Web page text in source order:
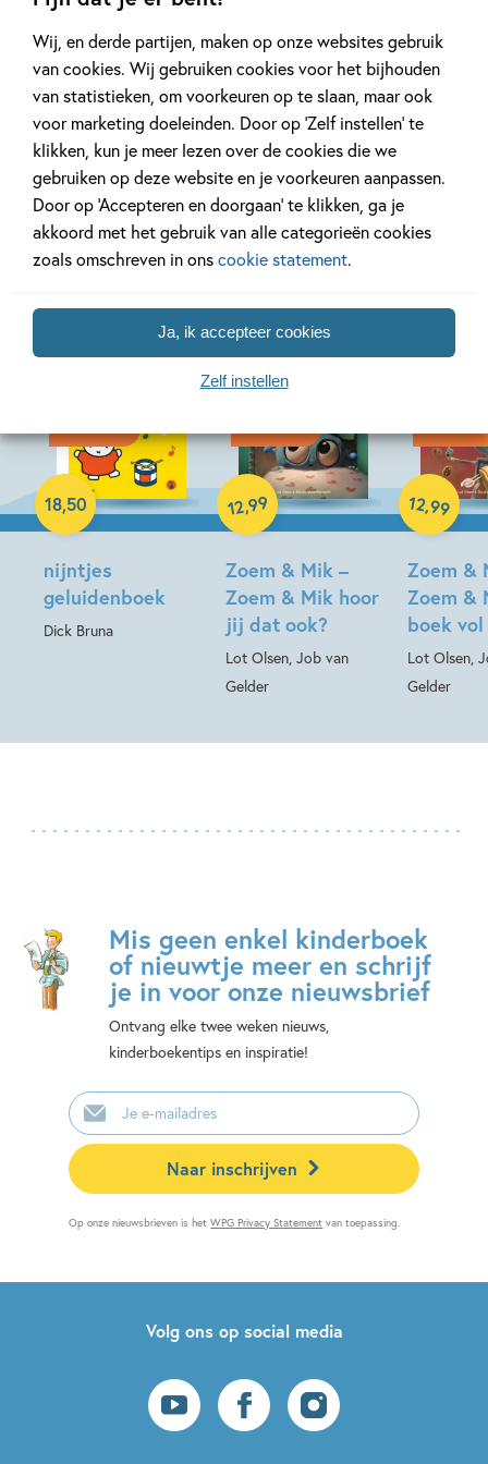
Wij, en derde partijen, maken op onze websites gebruik
van cookies. Wij gebruiken cookies voor het bijhouden
van statistieken, om voorkeuren op te slaan, maar ook
voor marketing doeleinden. Door op ‘Zelf instellen’ te
klikken, kun je meer lezen over de cookies die we
gebruiken op deze website en je voorkeuren aanpassen.
Door op ‘Accepteren en doorgaan’ te klikken, ga je
akkoord met het gebruik van alle categorieën cookies
zoals omschreven in onscookie statement.
Ja, ik accepteer cookies
Zelf instellen
Lees meer Lees meer
Bekijk ook eens
nijntjes
geluidenboek
Dick Bruna
18,50
Hardcover
Zoem & Mik –
Zoem & Mik hoor
jij dat ook?
Lot Olsen, Job van
Gelder
12,99
Hardcover
Zoem &
Zoem &
boek
Lot Olsen,
Gelder
12,99
Hardcover
Mis geen enkel kinderboek
of nieuwtje meer en schrijf
je in voor onze nieuwsbrief
Ontvang elke twee weken nieuws,
kinderboekentips en inspiratie!
E-
mailadres
Naar inschrijven
Op onze nieuwsbrieven is hetWPG Privacy Statement van toepassing.
Volg ons op social media